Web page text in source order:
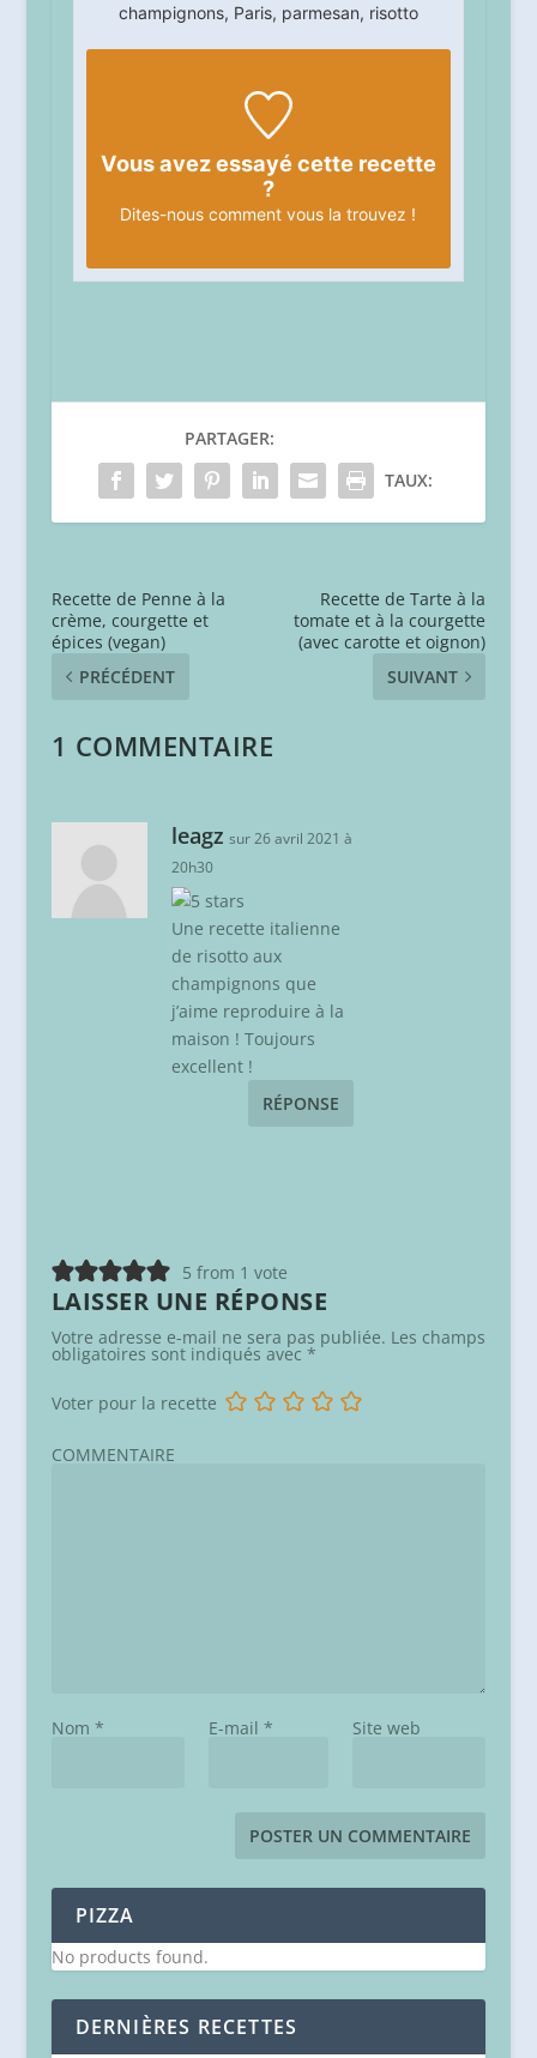
champignons, Paris, parmesan, risotto
Vous avez essayé cette recette
?
Dites-nous comment vous la trouvez !
PARTAGER:
TAUX:
Recette de Penne à la
crème, courgette et
épices (vegan)
PRÉCÉDENT
Recette de Tarte à la
tomate et à la courgette
(avec carotte et oignon)
SUIVANT
1 COMMENTAIRE
leagz sur 26 avril 2021 à
20h30
Une recette italienne
de risotto aux
champignons que
j’aime reproduire à la
maison ! Toujours
excellent !
RÉPONSE
5 from 1 vote
LAISSER UNE RÉPONSE
Votre adresse e-mail ne sera pas publiée. Les champs
obligatoires sont indiqués avec *
Voter pour la recette
COMMENTAIRE
Nom * E-mail * Site web
PIZZA
No products found.
DERNIÈRES RECETTES